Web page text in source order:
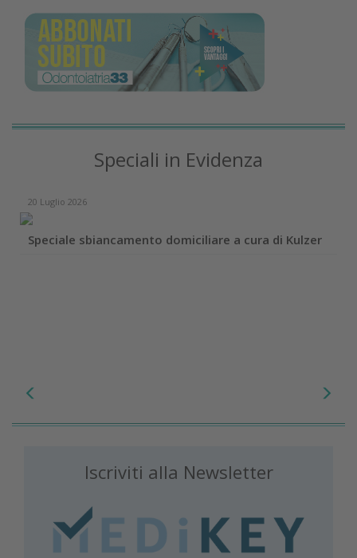
Speciali in Evidenza
20 Luglio 2026
Speciale sbiancamento domiciliare a cura di Kulzer
Iscriviti alla Newsletter